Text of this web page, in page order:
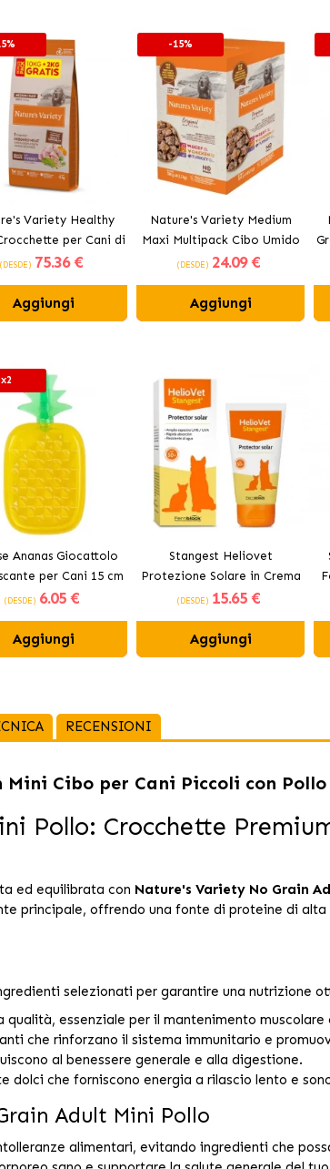
Variety Healthy
per Cani di
Piccola con Pesce
(DESDE) 75.36 €
Aggiungi
-15%
Nature's Variety Medium
Maxi Multipack Cibo Umido
per Cani con Manzo, Pollo e
(DESDE) 24.09 €
Aggiungi
Ananas Giocattolo
per Cani 15 cm
(DESDE) 6.05 €
Aggiungi
Stangest Heliovet
Protezione Solare in Crema
per Cani e Gatti SPF 50+
(DESDE) 15.65 €
Aggiungi
RECENSIONI
Cibo per Cani Piccoli con Pollo
Pollo: Crocchette
ed equilibrata con Nature's Variety No Grain
principale, offrendo una fonte di proteine di
selezionati per garantire una nutrizione
essenziale per il mantenimento muscolare
che rinforzano il sistema immunitario e
al benessere generale e alla digestione.
dolci che forniscono energia a rilascio lento e
Adult Mini Pollo
alimentari, evitando ingredienti che